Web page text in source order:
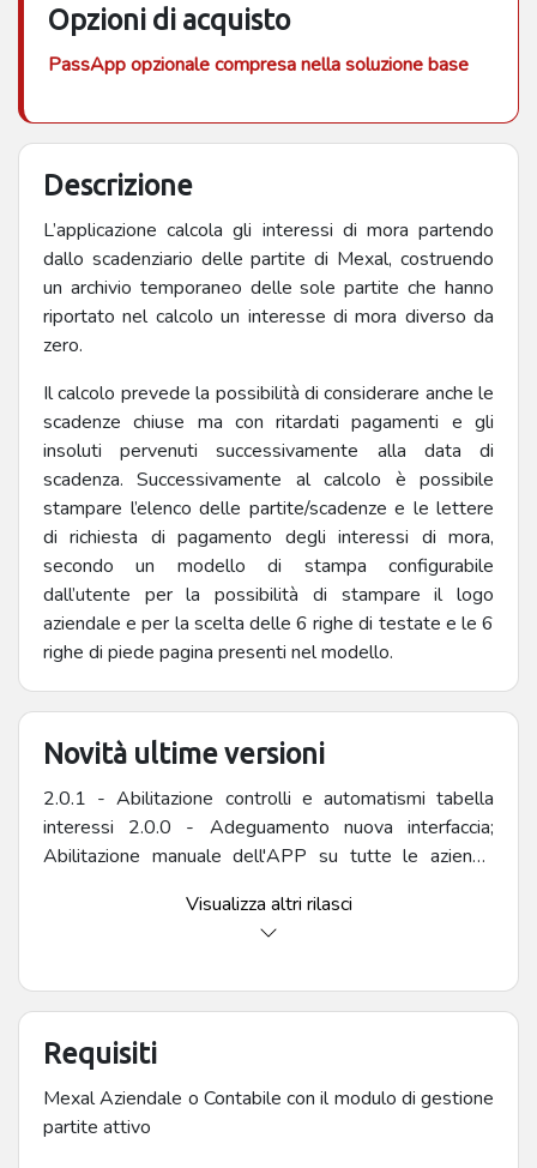
Opzioni di acquisto
PassApp opzionale compresa nella soluzione base
Descrizione
L’applicazione calcola gli interessi di mora partendo
dallo scadenziario delle partite di Mexal, costruendo
un archivio temporaneo delle sole partite che hanno
riportato nel calcolo un interesse di mora diverso da
zero.
Il calcolo prevede la possibilità di considerare anche le
scadenze chiuse ma con ritardati pagamenti e gli
insoluti pervenuti successivamente alla data di
scadenza. Successivamente al calcolo è possibile
stampare l’elenco delle partite/scadenze e le lettere
di richiesta di pagamento degli interessi di mora,
secondo un modello di stampa configurabile
dall’utente per la possibilità di stampare il logo
aziendale e per la scelta delle 6 righe di testate e le 6
righe di piede pagina presenti nel modello.
Novità ultime versioni
2.0.1 - Abilitazione controlli e automatismi tabella
interessi 2.0.0 - Adeguamento nuova interfaccia;
Abilitazione manuale dell'APP su tutte le aziende
Visualizza altri rilasci
Requisiti
Mexal Aziendale o Contabile con il modulo di gestione
partite attivo